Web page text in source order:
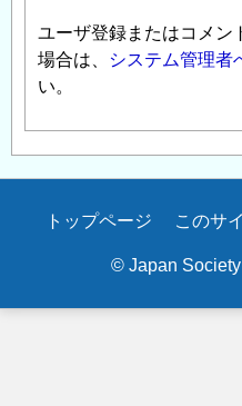
ユーザ登録またはコメン
場合は、
システム管理者
い。
Secondary
トップページ このサ
© Japan